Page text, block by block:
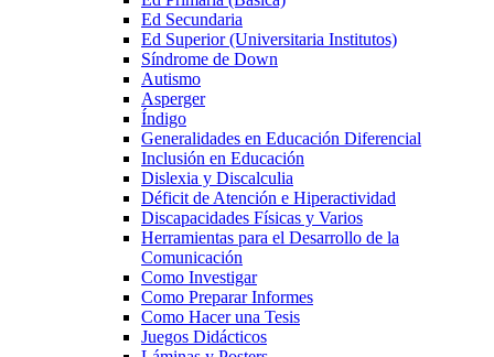
Ed Secundaria
Ed Superior (Universitaria Institutos)
Síndrome de Down
Autismo
Asperger
Índigo
Generalidades en Educación Diferencial
Inclusión en Educación
Dislexia y Discalculia
Déficit de Atención e Hiperactividad
Discapacidades Físicas y Varios
Herramientas para el Desarrollo de la
Comunicación
Como Investigar
Como Preparar Informes
Como Hacer una Tesis
Juegos Didácticos